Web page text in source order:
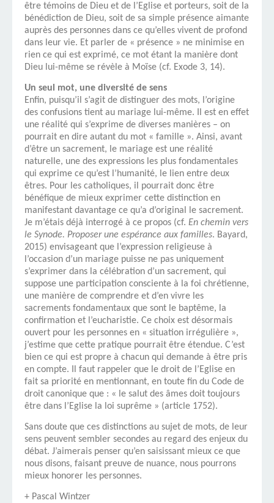
être témoins de Dieu et de l’Eglise et porteurs, soit de la
bénédiction de Dieu, soit de sa simple présence aimante
auprès des personnes dans ce qu’elles vivent de profond
dans leur vie. Et parler de « présence » ne minimise en
rien ce qui est exprimé, ce mot étant la manière dont
Dieu lui-même se révèle à Moïse (cf. Exode 3, 14).
Un seul mot, une diversité de sens
Enfin, puisqu’il s’agit de distinguer des mots, l’origine
des confusions tient au mariage lui-même. Il est en effet
une réalité qui s’exprime de diverses manières – on
pourrait en dire autant du mot « famille ». Ainsi, avant
d’être un sacrement, le mariage est une réalité
naturelle, une des expressions les plus fondamentales
qui exprime ce qu’est l’humanité, le lien entre deux
êtres. Pour les catholiques, il pourrait donc être
bénéfique de mieux exprimer cette distinction en
manifestant davantage ce qu’a d’original le sacrement.
Je m’étais déjà interrogé à ce propos (cf. En chemin vers
le Synode. Proposer une espérance aux familles. Bayard,
2015) envisageant que l’expression religieuse à
l’occasion d’un mariage puisse ne pas uniquement
s’exprimer dans la célébration d’un sacrement, qui
suppose une participation consciente à la foi chrétienne,
une manière de comprendre et d’en vivre les
sacrements fondamentaux que sont le baptême, la
confirmation et l’eucharistie. Ce choix est désormais
ouvert pour les personnes en « situation irrégulière »,
j’estime que cette pratique pourrait être étendue. C’est
bien ce qui est propre à chacun qui demande à être pris
en compte. Il faut rappeler que le droit de l’Eglise en
fait sa priorité en mentionnant, en toute fin du Code de
droit canonique que : « le salut des âmes doit toujours
être dans l’Eglise la loi suprême » (article 1752).
Sans doute que ces distinctions au sujet de mots, de leur
sens peuvent sembler secondes au regard des enjeux du
débat. J’aimerais penser qu’en saisissant mieux ce que
nous disons, faisant preuve de nuance, nous pourrons
mieux honorer les personnes.
+ Pascal Wintzer